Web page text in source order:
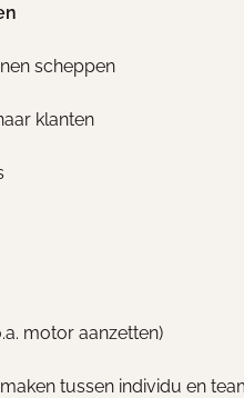
scheppen
klanten
motor aanzetten)
tussen individu en